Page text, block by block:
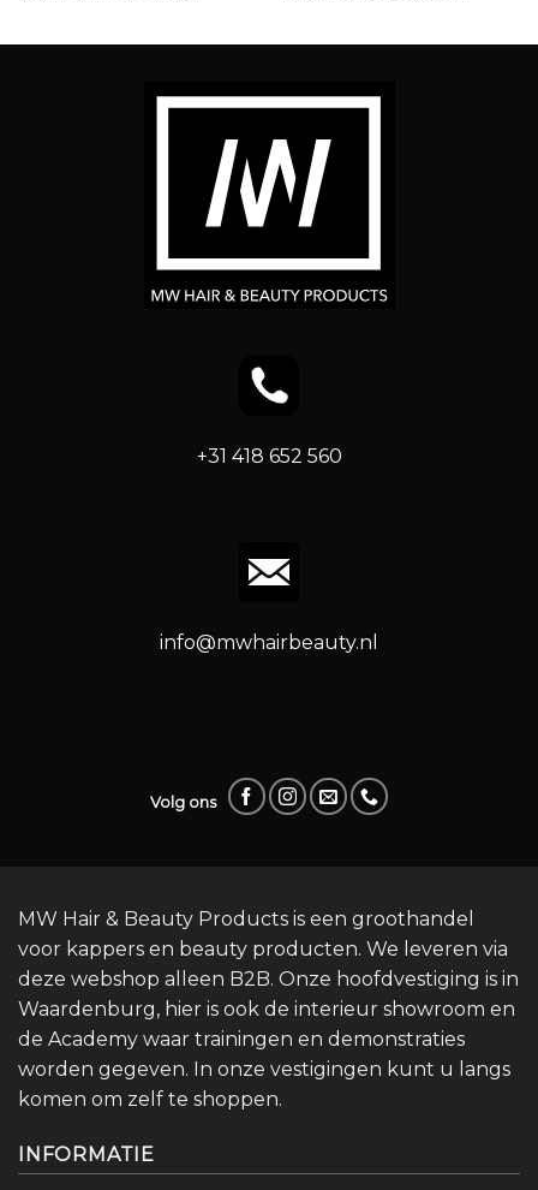
+31 418 652 560
info@mwhairbeauty.nl
Volg ons
MW Hair & Beauty Products is een groothandel
voor kappers en beauty producten. We leveren via
deze webshop alleen B2B. Onze hoofdvestiging is in
Waardenburg, hier is ook de interieur showroom en
de Academy waar trainingen en demonstraties
worden gegeven. In onze vestigingen kunt u langs
komen om zelf te shoppen.
INFORMATIE